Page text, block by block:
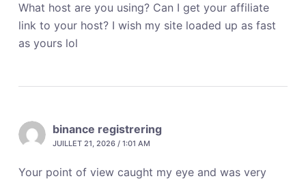
What host are you using? Can I get your affiliate
link to your host? I wish my site loaded up as fast
as yours lol
binance registrering
JUILLET 21, 2026 / 1:01 AM
Your point of view caught my eye and was very